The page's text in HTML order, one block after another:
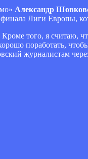
Александр
Лиги Европы,
того, я считаю,
поработать,
журналистам